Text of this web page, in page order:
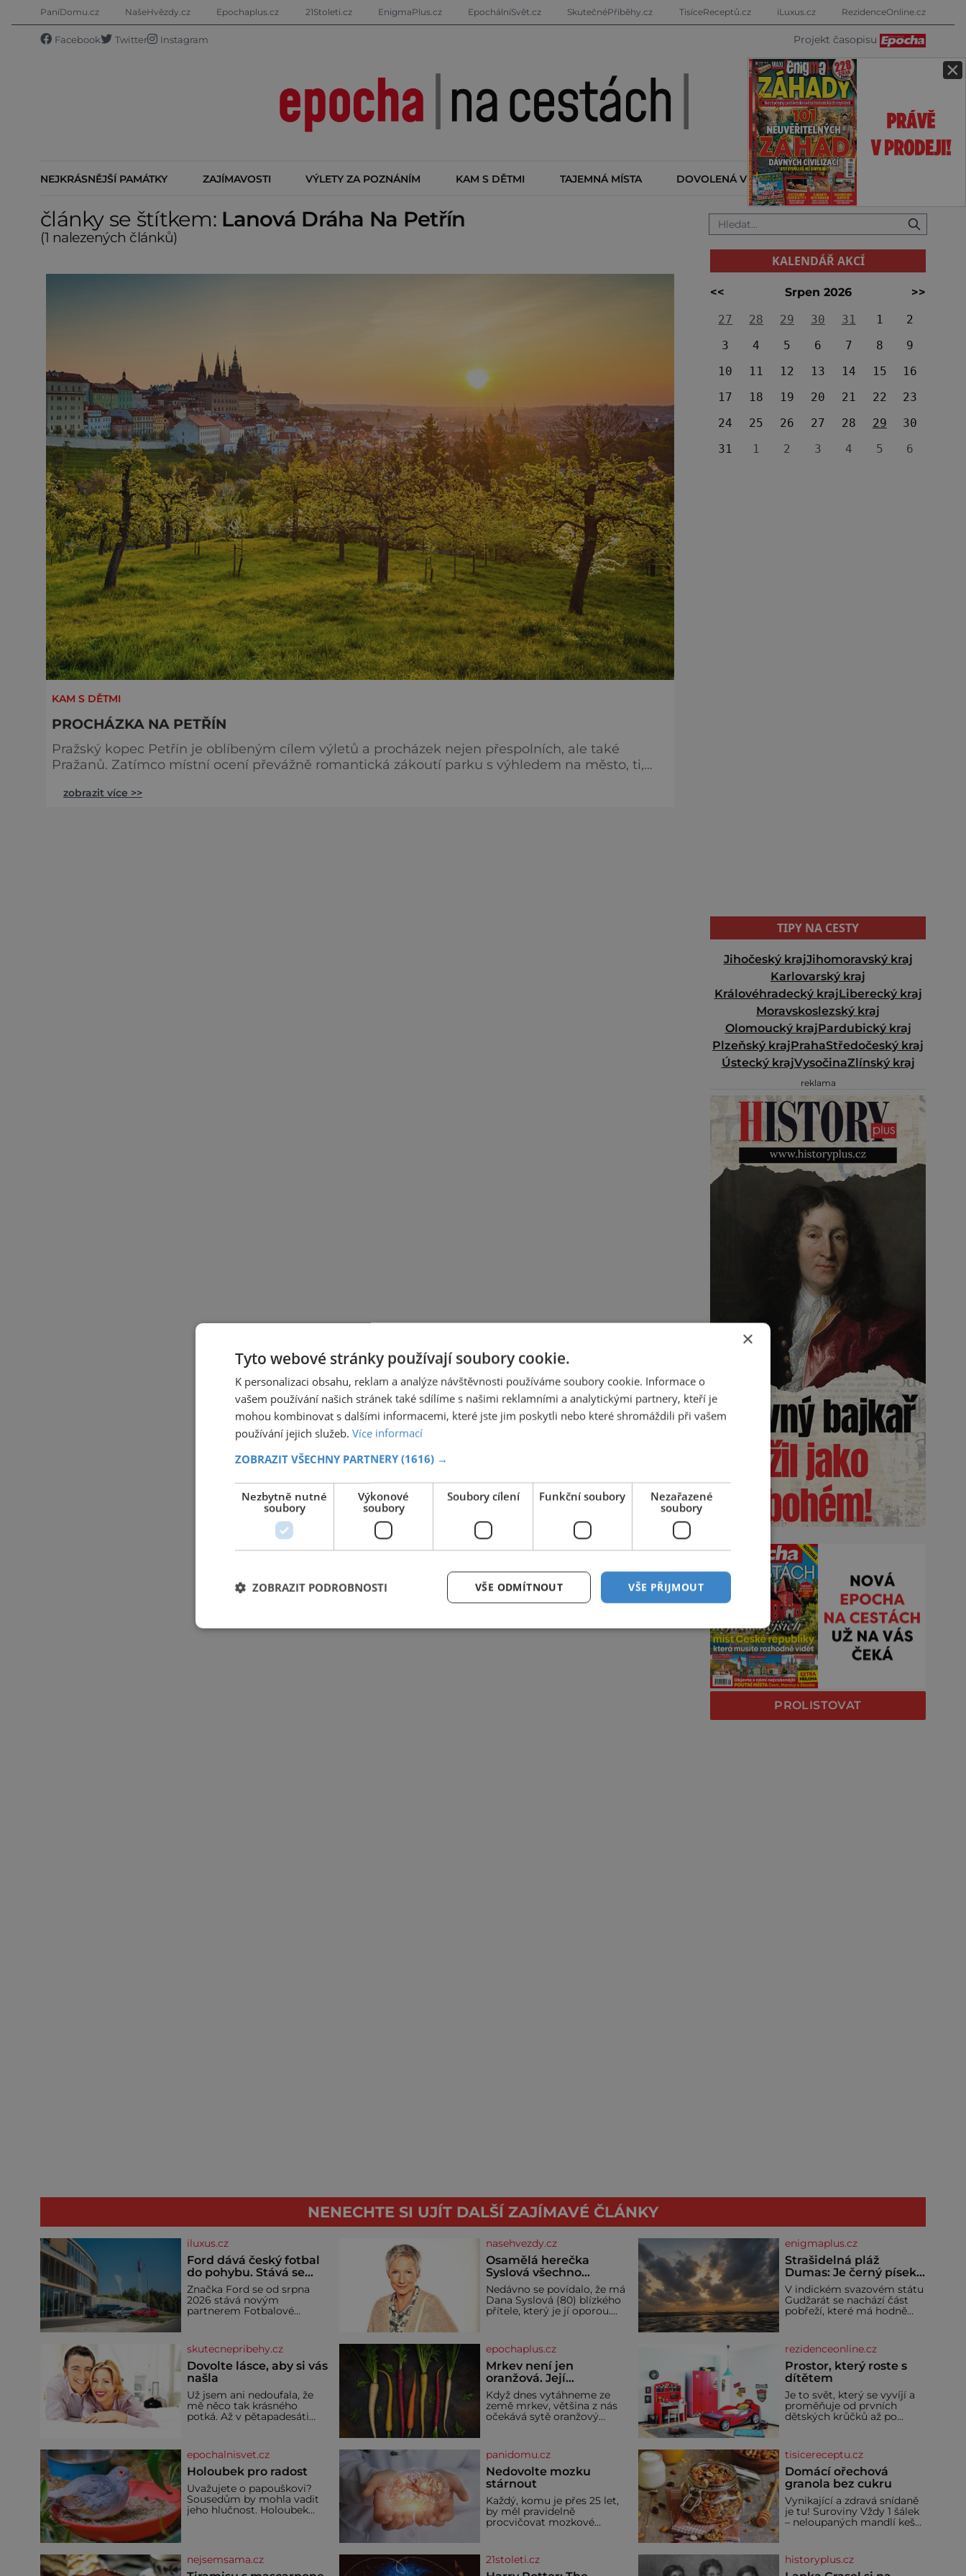
×
PaníDomu.cz NašeHvězdy.cz Epochaplus.cz 21Stoleti.cz EnigmaPlus.cz EpochálníSvět.cz SkutečnéPříběhy.cz TisíceReceptů.cz iLuxus.cz RezidenceOnline.cz
Facebook Twitter Instagram Projekt časopisu
NEJKRÁSNĚJŠÍ PAMÁTKY ZAJÍMAVOSTI VÝLETY ZA POZNÁNÍM KAM S DĚTMI TAJEMNÁ MÍSTA DOVOLENÁ V ZAHRANIČÍ KALENDÁŘ AKCÍ
články se štítkem: Lanová Dráha Na Petřín
(1 nalezených článků)
KAM S DĚTMI
PROCHÁZKA NA PETŘÍN
Pražský kopec Petřín je oblíbeným cílem výletů a procházek nejen přespolních, ale také
Pražanů. Zatímco místní ocení převážně romantická zákoutí parku s výhledem na město, ti,
Zrcadlové bludiště ocení děti, ale i dospělí... Krom
zobrazit více >>
KALENDÁŘ AKCÍ
<< Srpen 2026
>>
27
28 29 30 31 1
2
3
4 5 6 7 8
9
10
11 12 13 14 15
16
17
18 19 20 21 22
23
24
25 26 27 28 29
30
31
1 2 3 4 5 6
TIPY NA CESTY
Jihočeský krajJihomoravský kraj
Karlovarský kraj
Královéhradecký krajLiberecký kraj
Moravskoslezský kraj
Olomoucký krajPardubický kraj
Plzeňský krajPrahaStředočeský kraj
Ústecký krajVysočinaZlínský kraj
reklama
PROLISTOVAT
NENECHTE SI UJÍT DALŠÍ ZAJÍMAVÉ ČLÁNKY
iluxus.cz
Ford dává český fotbal
do pohybu. Stává se
novým partnerem
FAČR
Značka Ford se od srpna
2026 stává novým
partnerem Fotbalové
zajistí mobilitu asociace,
reprezentačních týmů i
českého fotbalu v
regionech. Partner
nasehvezdy.cz
Osamělá herečka
Syslová všechno
vzdala?
Nedávno se povídalo, že má
Dana Syslová (80) blízkého
přítele, který je jí oporou.
čím dál častěji mluví o
svém odchodu. Dohnala ji
snad samota? Půs
enigmaplus.cz
Strašidelná pláž
Dumas: Je černý písek
podhoubím, ze kterého
roste zlo?
V indickém svazovém státu
Gudžarát se nachází část
pobřeží, které má hodně
této pláže. Proč má pláž
takové netypické zbarvení?
Nakolik jsou pravd
skutecnepribehy.cz
Dovolte lásce, aby si vás
našla
Už jsem ani nedoufala, že
mě něco tak krásného
potká. Až v pětapadesáti
vdávala, když mi bylo
dvacet. Oba jsme byli mladí
a byl to tak říkajíc sňatek z
rozumu. Rodiče nás dali
dohromady, Toník byl dobře
zaopatřený mladý muž.
Manželství nám oběma
epochaplus.cz
Mrkev není jen
oranžová. Její
neuvěřitelný příběh
začíná fialovou barvou
Když dnes vytáhneme ze
země mrkev, většina z nás
očekává sytě oranžový
možné, jen ne oranžová. Je
fialová, žlutá, bílá, někdy
dokonce téměř černá. Až
díky stovkám let pečlivého
šlechtění se z ní stává
zelenina, bez které si českou
zahradu ani nedokážeme
představit. Její příběh je
rezidenceonline.cz
Prostor, který roste s
dítětem
Je to svět, který se vyvíjí a
proměňuje od prvních
dětských krůčků až po
bezpečí, kreativitu,
soustředění i odpočinek a
reaguje na každou etapu
života a specifické potřeby
dítěte. Pro nejmenší je
klíčová jednoduchost,
měkkost a bezpečí, proto
by pokoj miminka měl
epochalnisvet.cz
Holoubek pro radost
Uvažujete o papouškovi?
Sousedům by mohla vadit
jeho hlučnost. Holoubek
se i pro chovatele
začátečníky. Jedná se o
panidomu.cz
Nedovolte mozku
stárnout
Každý, komu je přes 25 let,
by měl pravidelně
procvičovat mozkové
paměť. Možná máte
problém vzpomenout si na
tisicereceptu.cz
Domácí ořechová
granola bez cukru
Vynikající a zdravá snídaně
je tu! Suroviny Vždy 1 šálek
– neloupaných mandlí kešu
semínek dýně rozinek 3
šálky ovesných vloček 1
nejsemsama.cz 21stoleti.cz historyplus.cz
×
Tyto webové stránky používají soubory cookie.
K personalizaci obsahu, reklam a analýze návštěvnosti používáme soubory cookie. Informace o
vašem používání našich stránek také sdílíme s našimi reklamními a analytickými partnery, kteří je
mohou kombinovat s dalšími informacemi, které jste jim poskytli nebo které shromáždili při vašem
používání jejich služeb. Více informací
ZOBRAZIT VŠECHNY PARTNERY (1616) →
Nezbytně nutné
soubory
Výkonové
soubory
Soubory cílení Funkční soubory
Nezařazené
soubory
VŠE PŘIJMOUT
VŠE ODMÍTNOUT
ZOBRAZIT PODROBNOSTI